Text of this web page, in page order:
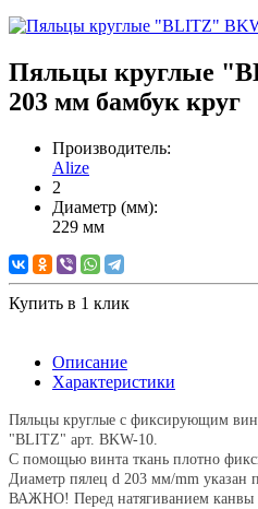
Пяльцы круглые
203 мм бамбук круг
Производитель:
Alize
2
Диаметр (мм):
229 мм
Купить в 1 клик
Описание
Характеристики
Пяльцы круглые с фиксирующим
"BLITZ" арт. BKW-10.
С помощью винта ткань плотно
Диаметр пялец d 203 мм/mm указан
ВАЖНО! Перед натягиванием канвы